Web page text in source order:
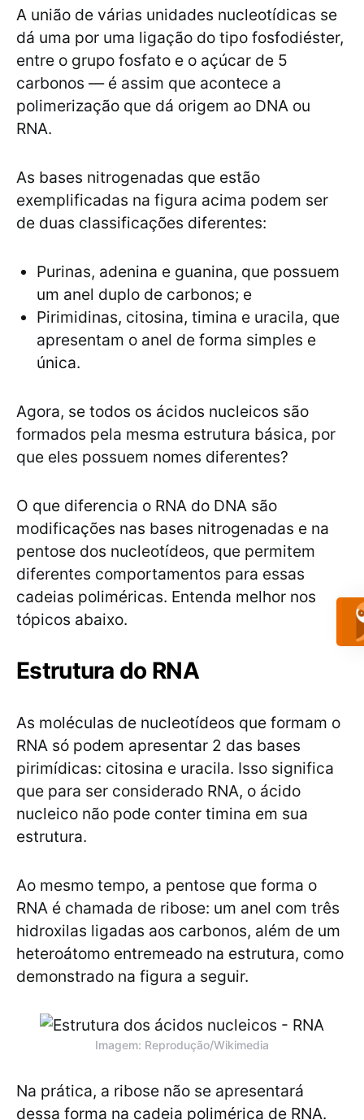
A união de várias unidades nucleotídicas se
dá uma por uma ligação do tipo fosfodiéster,
entre o grupo fosfato e o açúcar de 5
carbonos — é assim que acontece a
polimerização que dá origem ao DNA ou
RNA.
As bases nitrogenadas que estão
exemplificadas na figura acima podem ser
de duas classificações diferentes:
Purinas, adenina e guanina, que possuem
um anel duplo de carbonos; e
Pirimidinas, citosina, timina e uracila, que
apresentam o anel de forma simples e
única.
Agora, se todos os ácidos nucleicos são
formados pela mesma estrutura básica, por
que eles possuem nomes diferentes?
O que diferencia o RNA do DNA são
modificações nas bases nitrogenadas e na
pentose dos nucleotídeos, que permitem
diferentes comportamentos para essas
cadeias poliméricas. Entenda melhor nos
tópicos abaixo.
Estrutura do RNA
As moléculas de nucleotídeos que formam o
RNA só podem apresentar 2 das bases
pirimídicas: citosina e uracila. Isso significa
que para ser considerado RNA, o ácido
nucleico não pode conter timina em sua
estrutura.
Ao mesmo tempo, a pentose que forma o
RNA é chamada de ribose: um anel com três
hidroxilas ligadas aos carbonos, além de um
heteroátomo entremeado na estrutura, como
demonstrado na figura a seguir.
Imagem: Reprodução/Wikimedia
Na prática, a ribose não se apresentará
dessa forma na cadeia polimérica de RNA.